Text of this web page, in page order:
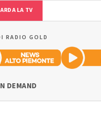
LA TV
RADIO GOLD
DEMAND